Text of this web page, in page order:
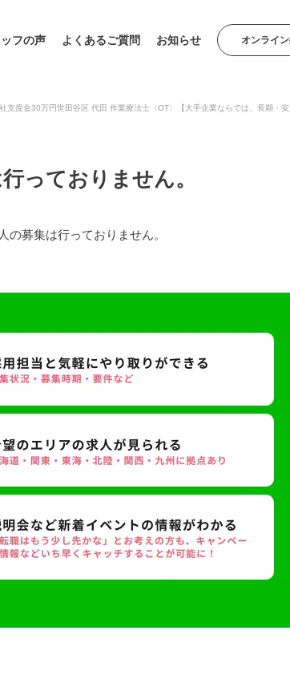
フの声 よくあるご質問 お知らせ オンライ
社支度金30万円世田谷区 代田 作業療法士〈OT〉【大手企業ならでは、長期・
っておりません。
募集は行っておりません。